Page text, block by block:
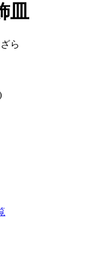
皿
ら